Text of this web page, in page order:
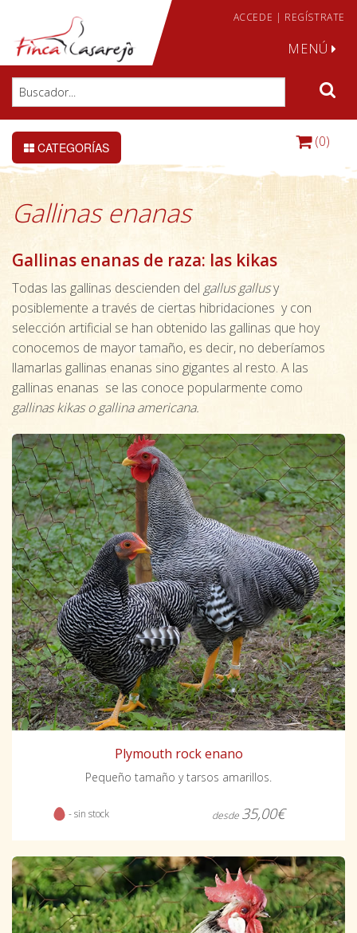
ACCEDE | REGÍSTRATE
MENÚ
CATEGORÍAS (0)
Gallinas enanas
Gallinas enanas de raza: las kikas
Todas las gallinas descienden del gallus gallusy
posiblemente a través de ciertas hibridaciones y con
selección artificial se han obtenido las gallinas que hoy
conocemos de mayor tamaño, es decir, no deberíamos
llamarlas gallinas enanas sino gigantes al resto. A las
gallinas enanas se las conoce popularmente como
gallinas kikas o gallina americana.
Plymouth rock enano
Pequeño tamaño y tarsos amarillos.
- sin stock desde 35,00€